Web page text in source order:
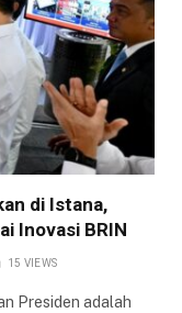
di Istana,
Inovasi BRIN
15 VIEWS
Presiden adalah